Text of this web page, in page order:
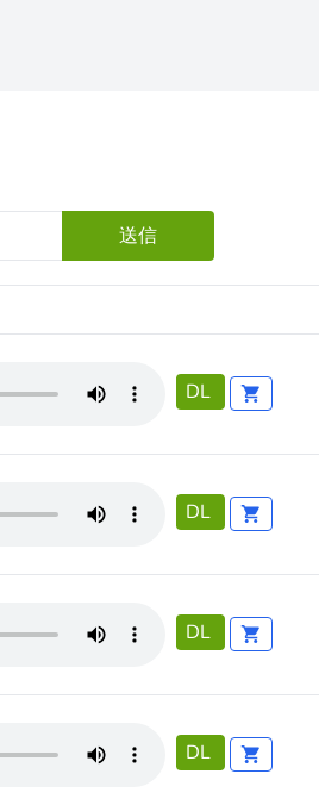
送信
DL
DL
DL
DL